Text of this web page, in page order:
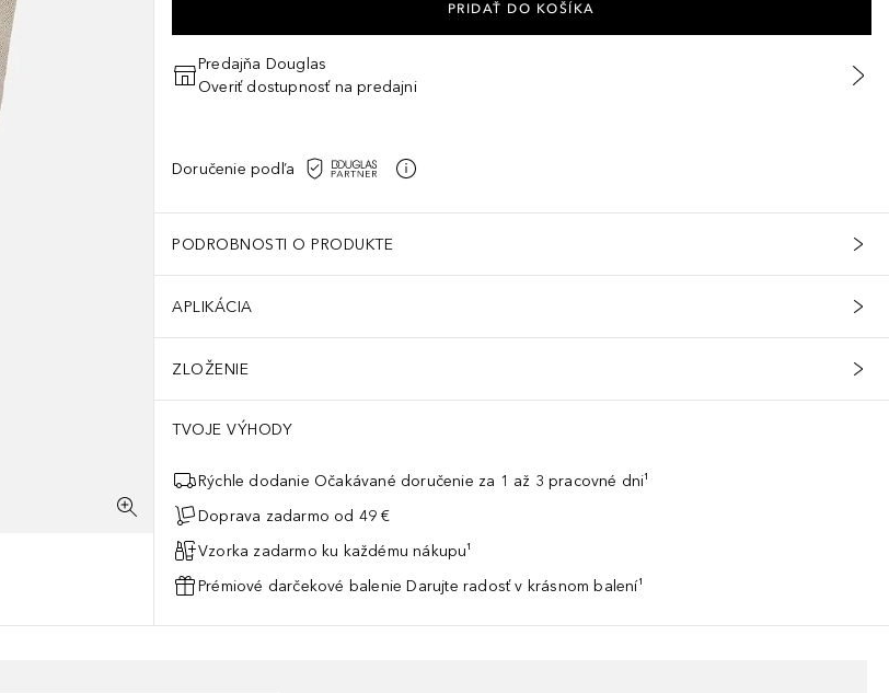
PRIDAŤ DO KOŠÍKA
Predajňa Douglas
Overiť dostupnosť na predajni
Doručenie podľa
PODROBNOSTI O PRODUKTE
APLIKÁCIA
ZLOŽENIE
TVOJE VÝHODY
Rýchle dodanie Očakávané doručenie za 1 až 3 pracovné dni¹
Doprava zadarmo od 49 €
Vzorka zadarmo ku každému nákupu¹
Prémiové darčekové balenie Darujte radosť v krásnom balení¹